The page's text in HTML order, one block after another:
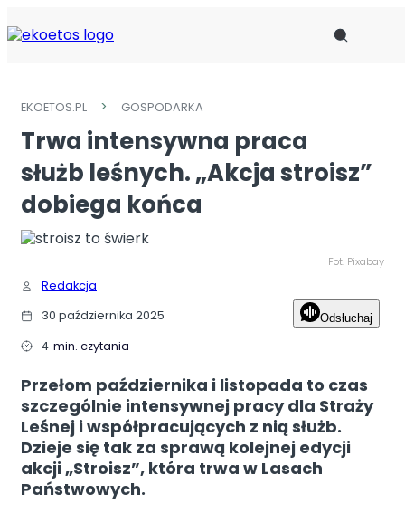
AKTUALNOŚCI
ODPADY
INSTYTUCJE
EKO KALENDARZ
OGŁOSZENIA
KONTAKT
Facebook InstagramX
EKOETOS.PL GOSPODARKA
Trwa intensywna praca
służb leśnych. „Akcja stroisz”
dobiega końca
Fot. Pixabay
Redakcja
30 października 2025
4 min. czytania
Odsłuchaj
Przełom października i listopada to czas
szczególnie intensywnej pracy dla Straży
Leśnej i współpracujących z nią służb.
Dzieje się tak za sprawą kolejnej edycji
akcji „Stroisz”, która trwa w Lasach
Państwowych.